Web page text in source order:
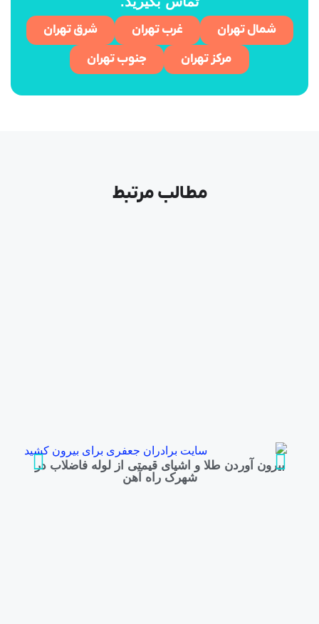
شمال تهران
غرب تهران
شرق تهران
مرکز تهران
جنوب تهران
مطالب مرتبط
بیرون آوردن طلا و اشیای قیمتی از لوله فاضلاب در
شهرک راه‌ آهن